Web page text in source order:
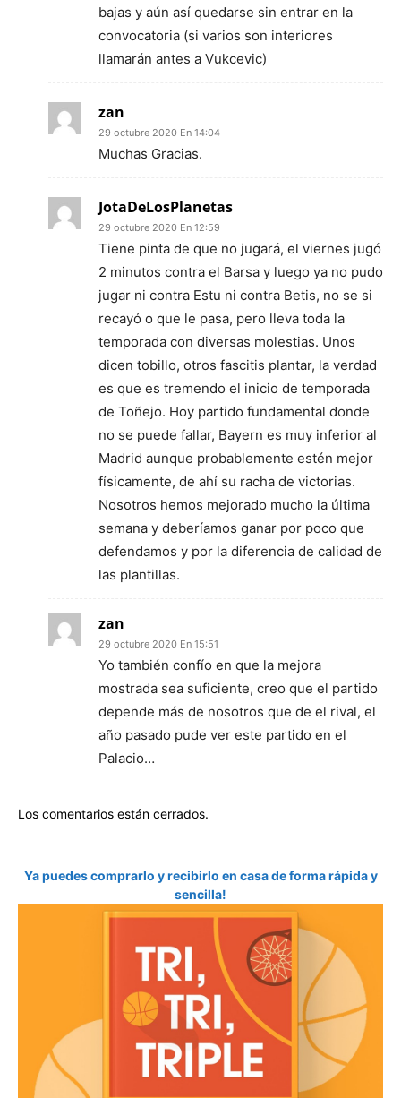
bajas y aún así quedarse sin entrar en la
convocatoria (si varios son interiores
llamarán antes a Vukcevic)
zan
29 octubre 2020 En 14:04
Muchas Gracias.
JotaDeLosPlanetas
29 octubre 2020 En 12:59
Tiene pinta de que no jugará, el viernes jugó
2 minutos contra el Barsa y luego ya no pudo
jugar ni contra Estu ni contra Betis, no se si
recayó o que le pasa, pero lleva toda la
temporada con diversas molestias. Unos
dicen tobillo, otros fascitis plantar, la verdad
es que es tremendo el inicio de temporada
de Toñejo. Hoy partido fundamental donde
no se puede fallar, Bayern es muy inferior al
Madrid aunque probablemente estén mejor
físicamente, de ahí su racha de victorias.
Nosotros hemos mejorado mucho la última
semana y deberíamos ganar por poco que
defendamos y por la diferencia de calidad de
las plantillas.
zan
29 octubre 2020 En 15:51
Yo también confío en que la mejora
mostrada sea suficiente, creo que el partido
depende más de nosotros que de el rival, el
año pasado pude ver este partido en el
Palacio…
Los comentarios están cerrados.
Ya puedes comprarlo y recibirlo en casa de forma rápida y
sencilla!